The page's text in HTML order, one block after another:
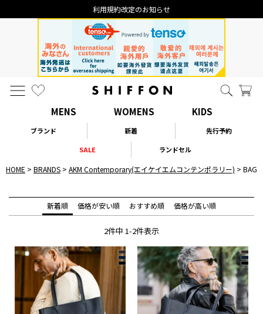
利用規約改定のお知らせ
MENS WOMENS KIDS
ブランド 新着
先行予約
SALE
ランドセル
HOME BRANDS AKM Contemporary(エイケイエムコンテンポラリー) BAG
新着順 価格が安い順 おすすめ順 価格が高い順
2件中 1-2件表示